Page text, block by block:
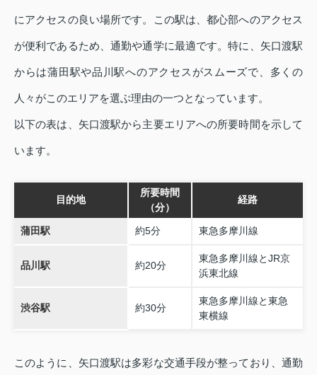
にアクセスの良い場所です。この駅は、都心部へのアクセス
が便利であるため、通勤や通学に最適です。特に、矢口渡駅
からは蒲田駅や品川駅へのアクセスがスムーズで、多くの
人々がこのエリアを選ぶ理由の一つとなっています。
以下の表は、矢口渡駅から主要エリアへの所要時間を示して
います。
目的地
所要時間
（分）
経路
蒲田駅 約5分 東急多摩川線
品川駅 約20分
東急多摩川線とJR京
浜東北線
渋谷駅 約30分
東急多摩川線と東急
東横線
このように、矢口渡駅は多彩な交通手段が整っており、通勤